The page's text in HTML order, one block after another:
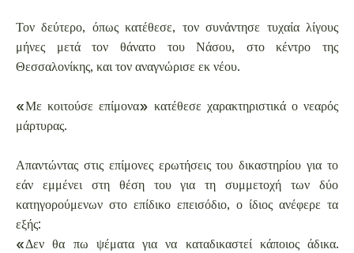
Τον δεύτερο, όπως κατέθεσε, τον συνάντησε τυχαία λίγους
μήνες μετά τον θάνατο του Νάσου, στο κέντρο της
Θεσσαλονίκης, και τον αναγνώρισε εκ νέου.
«Με κοιτούσε επίμονα» κατέθεσε χαρακτηριστικά ο νεαρός
μάρτυρας.
Απαντώντας στις επίμονες ερωτήσεις του δικαστηρίου για το
εάν εμμένει στη θέση του για τη συμμετοχή των δύο
κατηγορούμενων στο επίδικο επεισόδιο, ο ίδιος ανέφερε τα
εξής:
«Δεν θα πω ψέματα για να καταδικαστεί κάποιος άδικα.